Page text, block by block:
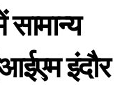
इंदौर